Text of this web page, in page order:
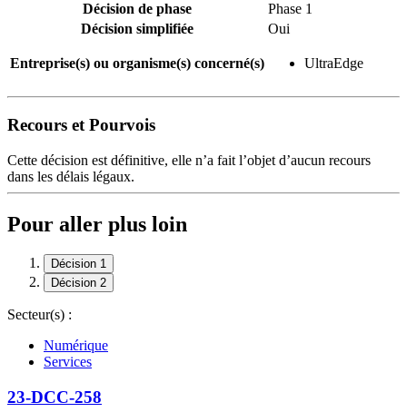
Décision de phase
Phase 1
Décision simplifiée
Oui
Entreprise(s) ou organisme(s) concerné(s) UltraEdge
Recours et Pourvois
Cette décision est définitive, elle n’a fait l’objet d’aucun recours
dans les délais légaux.
Pour aller plus loin
Décision 1
Décision 2
Secteur(s) :
Numérique
Services
23-DCC-258